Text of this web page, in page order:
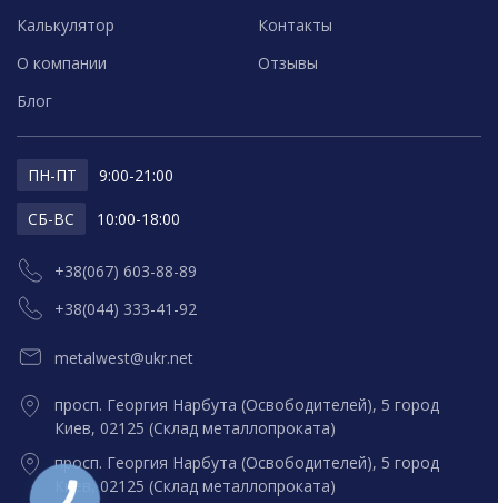
Калькулятор
О компании
Блог
Контакты
Отзывы
+38(067) 603-88-89
+38(044) 333-41-92
metalwest@ukr.net
ПН-ПТ 9:00-21:00
СБ-ВС 10:00-18:00
просп. Георгия Нарбута (Освободителей), 5 город
Киев, 02125 (Склад металлопроката)
просп. Георгия Нарбута (Освободителей), 5 город
Киев, 02125 (Склад металлопроката)
КНОПКА